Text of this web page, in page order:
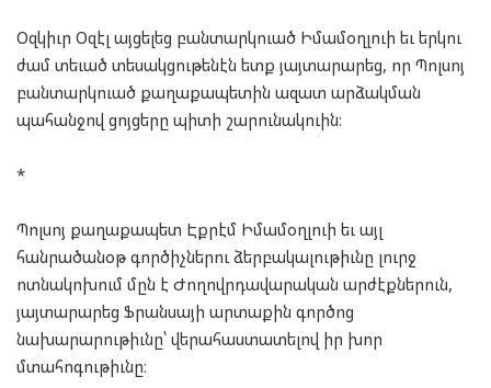
Օզկիւր Օզէլ այցելեց բանտարկուած Իմամօղլուի եւ երկու
ժամ տեւած տեսակցութենէն ետք յայտարարեց, որ Պոլսոյ
բանտարկուած քաղաքապետին ազատ արձակման
պահանջով ցոյցերը պիտի շարունակուին։
*
Պոլսոյ քաղաքապետ Էքրէմ Իմամօղլուի եւ այլ
հանրածանօթ գործիչներու ձերբակալութիւնը լուրջ
ոտնակոխում մըն է Ժողովրդավարական արժէքներուն,
յայտարարեց Ֆրանսայի արտաքին գործոց
նախարարութիւնը՝ վերահաստատելով իր խոր
մտահոգութիւնը։